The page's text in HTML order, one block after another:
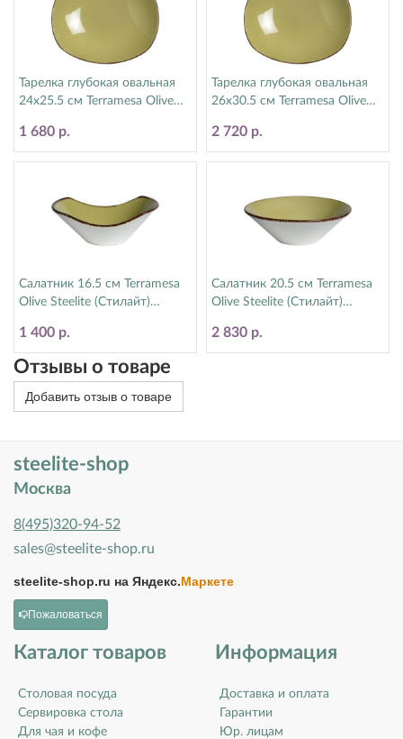
Тарелка глубокая овальная
24х25.5 см Terramesa Olive
1 680 р.
Тарелка глубокая овальная
26х30.5 см Terramesa Olive
2 720 р.
Салатник 16.5 см Terramesa
Olive Steelite (Стилайт)
1 400 р.
Салатник 20.5 см Terramesa
Olive Steelite (Стилайт)
2 830 р.
Отзывы о товаре
Добавить отзыв о товаре
steelite-shop
Москва
8(495)320-94-52
sales@steelite-shop.ru
steelite-shop.ru на Яндекс.Маркете
Пожаловаться
Каталог товаров
Столовая посуда
Сервировка стола
Для чая и кофе
Информация
Доставка и оплата
Гарантии
Юр. лицам